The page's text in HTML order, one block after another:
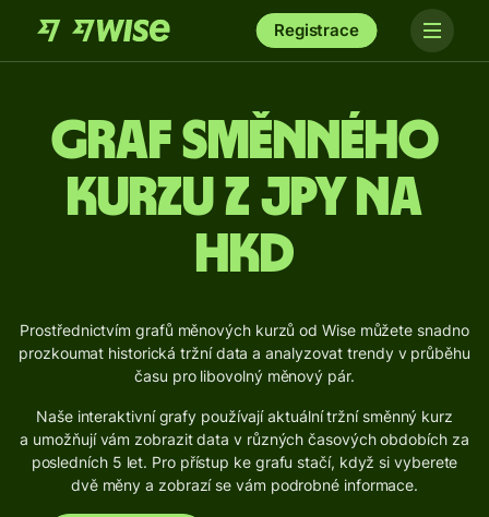
Registrace
Graf směnného
kurzu z JPY na
HKD
Prostřednictvím grafů měnových kurzů od Wise můžete snadno
prozkoumat historická tržní data a analyzovat trendy v průběhu
času pro libovolný měnový pár.
Naše interaktivní grafy používají aktuální tržní směnný kurz
a umožňují vám zobrazit data v různých časových obdobích za
posledních 5 let. Pro přístup ke grafu stačí, když si vyberete
dvě měny a zobrazí se vám podrobné informace.